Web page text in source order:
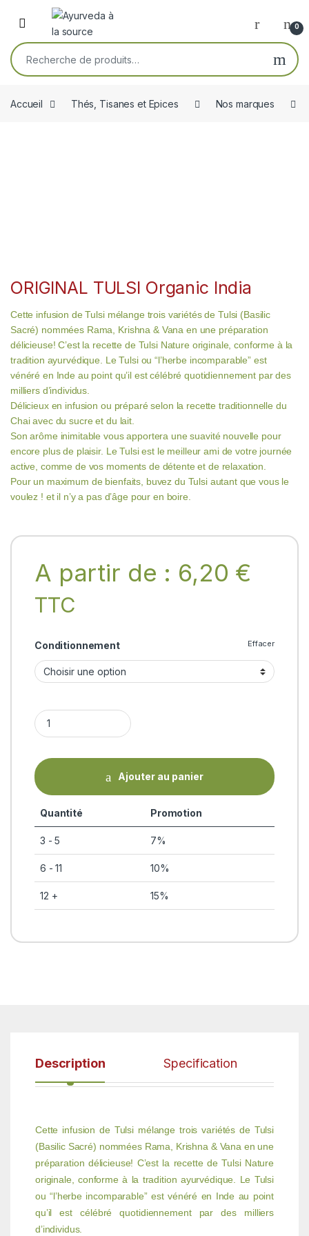
Skip to navigation
Skip to content
Open 0
Recherche pour :
Accueil Thés, Tisanes et Epices Nos marques
ORIGINAL TULSI Organic India
Cette infusion de Tulsi mélange trois variétés de Tulsi (Basilic
Sacré) nommées Rama, Krishna & Vana en une préparation
délicieuse! C’est la recette de Tulsi Nature originale, conforme à la
tradition ayurvédique. Le Tulsi ou “l’herbe incomparable” est
vénéré en Inde au point qu’il est célébré quotidiennement par des
milliers d’individus.
Délicieux en infusion ou préparé selon la recette traditionnelle du
Chai avec du sucre et du lait.
Son arôme inimitable vous apportera une suavité nouvelle pour
encore plus de plaisir. Le Tulsi est le meilleur ami de votre journée
active, comme de vos moments de détente et de relaxation.
Pour un maximum de bienfaits, buvez du Tulsi autant que vous le
voulez ! et il n’y a pas d’âge pour en boire.
A partir de : 6,20 €
TTC
Conditionnement Effacer
ORIGINAL TULSI Organic India quantity
Ajouter au panier
Quantité Promotion
3 - 5 7%
6 - 11 10%
12 + 15%
Description Specification
Cette infusion de Tulsi mélange trois variétés de Tulsi
(Basilic Sacré) nommées Rama, Krishna & Vana en une
préparation délicieuse! C’est la recette de Tulsi Nature
originale, conforme à la tradition ayurvédique. Le Tulsi
ou “l’herbe incomparable” est vénéré en Inde au point
qu’il est célébré quotidiennement par des milliers
d’individus.